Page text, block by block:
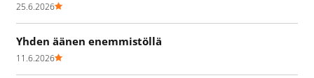
25.6.2026
Yhden äänen enemmistöllä
11.6.2026